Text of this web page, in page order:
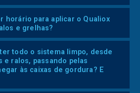
horário para aplicar o Qualiox
e grelhas?
todo o sistema limpo, desde
e ralos, passando pelas
às caixas de gordura? E